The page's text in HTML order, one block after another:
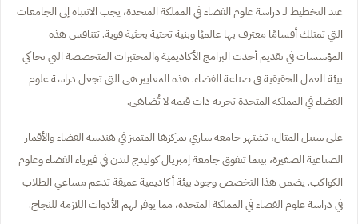
عند التخطيط لـ دراسة علوم الفضاء في المملكة المتحدة، يجب الانتباه إلى الجامعات
التي تمتلك أقسامًا معترف بها عالميًا وبنية تحتية بحثية قوية. تتنافس هذه
المؤسسات في تقديم أحدث البرامج الأكاديمية والمختبرات المتخصصة التي تحاكي
بيئة العمل الحقيقية في صناعة الفضاء. هذه المعايير هي التي تجعل دراسة علوم
الفضاء في المملكة المتحدة تجربة ذات قيمة لا تُضاهى.
على سبيل المثال، تشتهر جامعة ساري بمركزها المتميز في هندسة الفضاء والأقمار
الصناعية الصغيرة، بينما تتفوق جامعة إمبريال كوليدج لندن في فيزياء الفضاء وعلوم
الكواكب. يضمن هذا التخصص وجود بيئة أكاديمية عميقة تدعم مساعي الطلاب
في دراسة علوم الفضاء في المملكة المتحدة، مما يوفر لهم الأدوات اللازمة للنجاح.